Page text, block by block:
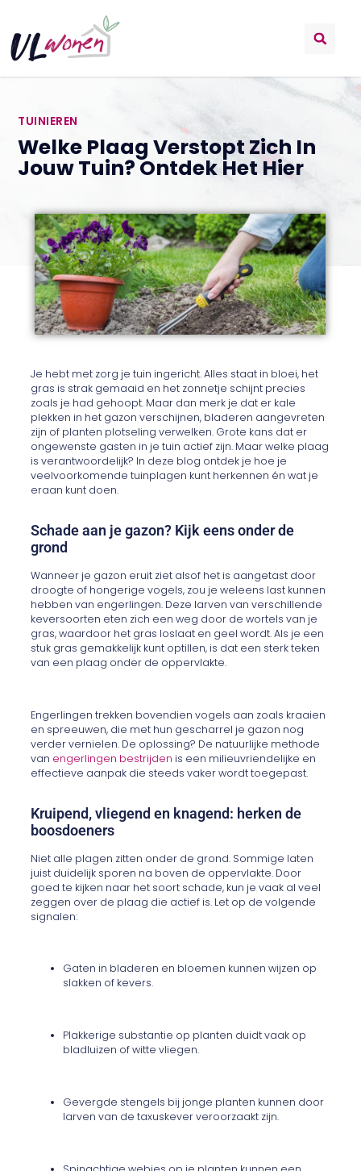
TUINIEREN
Welke Plaag Verstopt Zich In
Jouw Tuin? Ontdek Het Hier
Je hebt met zorg je tuin ingericht. Alles staat in bloei, het
gras is strak gemaaid en het zonnetje schijnt precies
zoals je had gehoopt. Maar dan merk je dat er kale
plekken in het gazon verschijnen, bladeren aangevreten
zijn of planten plotseling verwelken. Grote kans dat er
ongewenste gasten in je tuin actief zijn. Maar welke plaag
is verantwoordelijk? In deze blog ontdek je hoe je
veelvoorkomende tuinplagen kunt herkennen én wat je
eraan kunt doen.
Schade aan je gazon? Kijk eens onder de
grond
Wanneer je gazon eruit ziet alsof het is aangetast door
droogte of hongerige vogels, zou je weleens last kunnen
hebben van engerlingen. Deze larven van verschillende
keversoorten eten zich een weg door de wortels van je
gras, waardoor het gras loslaat en geel wordt. Als je een
stuk gras gemakkelijk kunt optillen, is dat een sterk teken
van een plaag onder de oppervlakte.
Engerlingen trekken bovendien vogels aan zoals kraaien
en spreeuwen, die met hun gescharrel je gazon nog
verder vernielen. De oplossing? De natuurlijke methode
van engerlingen bestrijden is een milieuvriendelijke en
effectieve aanpak die steeds vaker wordt toegepast.
Kruipend, vliegend en knagend: herken de
boosdoeners
Niet alle plagen zitten onder de grond. Sommige laten
juist duidelijk sporen na boven de oppervlakte. Door
goed te kijken naar het soort schade, kun je vaak al veel
zeggen over de plaag die actief is. Let op de volgende
signalen:
Gaten in bladeren en bloemen kunnen wijzen op
slakken of kevers.
Plakkerige substantie op planten duidt vaak op
bladluizen of witte vliegen.
Gevergde stengels bij jonge planten kunnen door
larven van de taxuskever veroorzaakt zijn.